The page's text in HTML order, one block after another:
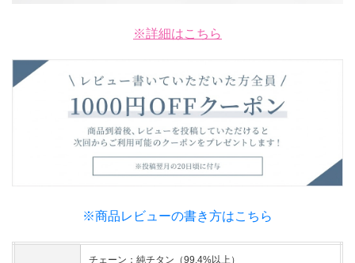
※詳細はこちら
※商品レビューの書き方はこちら
チェーン：純チタン（99.4%以上）